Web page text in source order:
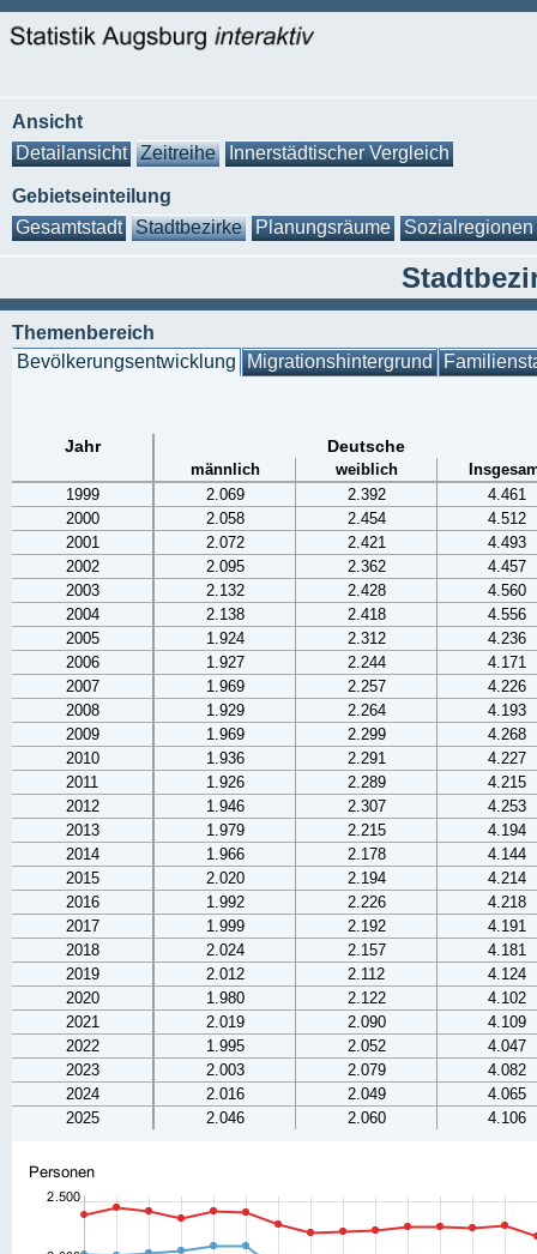
Ansicht
Detailansicht
Zeitreihe Innerstädtischer Vergleich
Gebietseinteilung
Gesamtstadt
Stadtbezirke Planungsräume Sozialregionen
Themenbereich
Bevölkerungsentwicklung Migrationshintergrund
Jahr Deutsche
männlich weiblich
1999
2.069 2.392
4.461
2000
2.058 2.454
4.512
2001
2.072 2.421
4.493
2002
2.095 2.362
4.457
2003
2.132 2.428
4.560
2004
2.138 2.418
4.556
2005
1.924 2.312
4.236
2006
1.927 2.244
4.171
2007
1.969 2.257
4.226
2008
1.929 2.264
4.193
2009
1.969 2.299
4.268
2010
1.936 2.291
4.227
2011
1.926 2.289
4.215
2012
1.946 2.307
4.253
2013
1.979 2.215
4.194
2014
1.966 2.178
4.144
2015
2.020 2.194
4.214
2016
1.992 2.226
4.218
2017
1.999 2.192
4.191
2018
2.024 2.157
4.181
2019
2.012 2.112
4.124
2020
1.980 2.122
4.102
2021
2.019 2.090
4.109
2022
1.995 2.052
4.047
2023
2.003 2.079
4.082
2024
2.016 2.049
4.065
2025
2.046 2.060 4.106